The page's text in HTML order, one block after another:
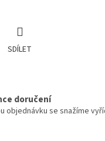
SDÍLET
doručení
objednávku se snažíme